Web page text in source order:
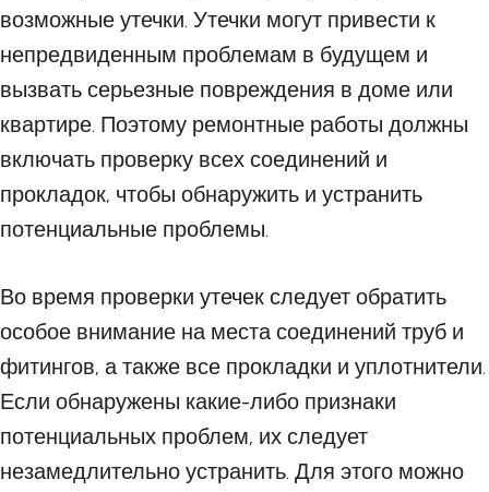
возможные утечки. Утечки могут привести к
непредвиденным проблемам в будущем и
вызвать серьезные повреждения в доме или
квартире. Поэтому ремонтные работы должны
включать проверку всех соединений и
прокладок, чтобы обнаружить и устранить
потенциальные проблемы.
Во время проверки утечек следует обратить
особое внимание на места соединений труб и
фитингов, а также все прокладки и уплотнители.
Если обнаружены какие-либо признаки
потенциальных проблем, их следует
незамедлительно устранить. Для этого можно